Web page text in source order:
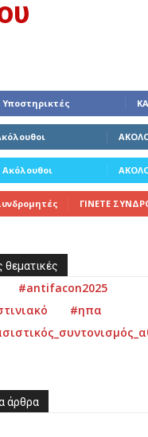
Υποστηρικτές
Ακόλουθοι
ΓΊΝΕΤΕ
θεματικές
#antifacon2025
#ηπα
άρθρα